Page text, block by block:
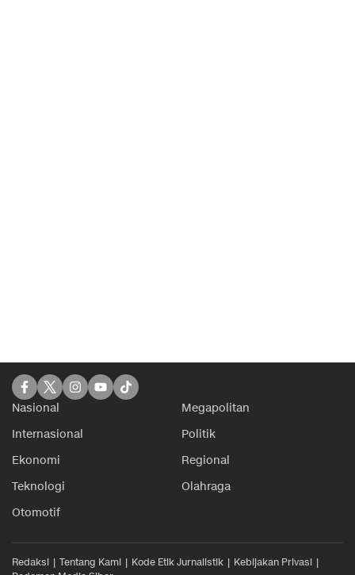
Nasional
Megapolitan
Internasional
Politik
Ekonomi
Regional
Teknologi
Olahraga
Otomotif
Redaksi Tentang Kami Kode Etik Jurnalistik
Kebijakan Privasi